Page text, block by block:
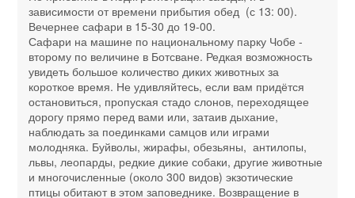
зависимости от времени прибытия обед (с 13: 00).
Вечернее сафари в 15-30 до 19-00.
Сафари на машине по национальному парку Чобе -
второму по величине в Ботсване. Редкая возможность
увидеть большое количество диких животных за
короткое время. Не удивляйтесь, если вам придётся
остановиться, пропуская стадо слонов, переходящее
дорогу прямо перед вами или, затаив дыхание,
наблюдать за поединками самцов или играми
молодняка. Буйволы, жирафы, обезьяны, антилопы,
львы, леопарды, редкие дикие собаки, другие животные
и многочисленные (около 300 видов) экзотические
птицы обитают в этом заповеднике. Возвращение в